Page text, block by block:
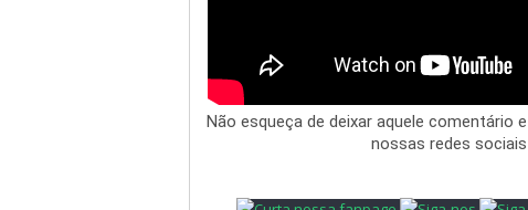
Não esqueça de deixar aquele comentário
nossas redes